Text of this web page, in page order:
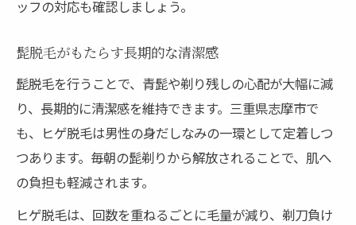
ッフの対応も確認しましょう。
髭脱毛がもたらす長期的な清潔感
髭脱毛を行うことで、青髭や剃り残しの心配が大幅に減
り、長期的に清潔感を維持できます。三重県志摩市で
も、ヒゲ脱毛は男性の身だしなみの一環として定着しつ
つあります。毎朝の髭剃りから解放されることで、肌へ
の負担も軽減されます。
ヒゲ脱毛は、回数を重ねるごとに毛量が減り、剃刀負け